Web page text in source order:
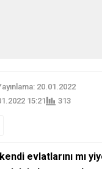
20.01.2022
15:21
313
evlatlarını mı